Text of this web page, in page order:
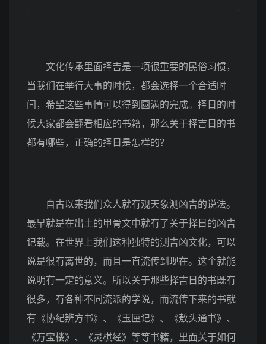
文化传承里面择吉是一项很重要的民俗习惯，
当我们在举行大事的时候，都会选择一个合适时
间，希望这些事情可以得到圆满的完成。择日的时
候大家都会翻看相应的书籍，那么关于择吉日的书
都有哪些，正确的择日是怎样的？
自古以来我们众人就有观天象测凶吉的说法。
最早就是在出土的甲骨文中就有了关于择日的凶吉
记载。在世界上我们这种独特的测吉凶文化，可以
说是很有离世的，而且一直流传到现在。这个就能
说明有一定的意义。所以关于那些择吉日的书既有
很多，有各种不同流派的学说，而流传下来的书就
有《协纪辨方书》、《玉匣记》、《敖头通书》、
《万宝楼》、《灵棋经》等等书籍，里面关于如何